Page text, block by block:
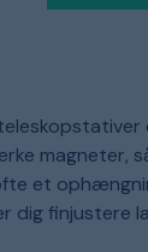
magneter,
et
dig